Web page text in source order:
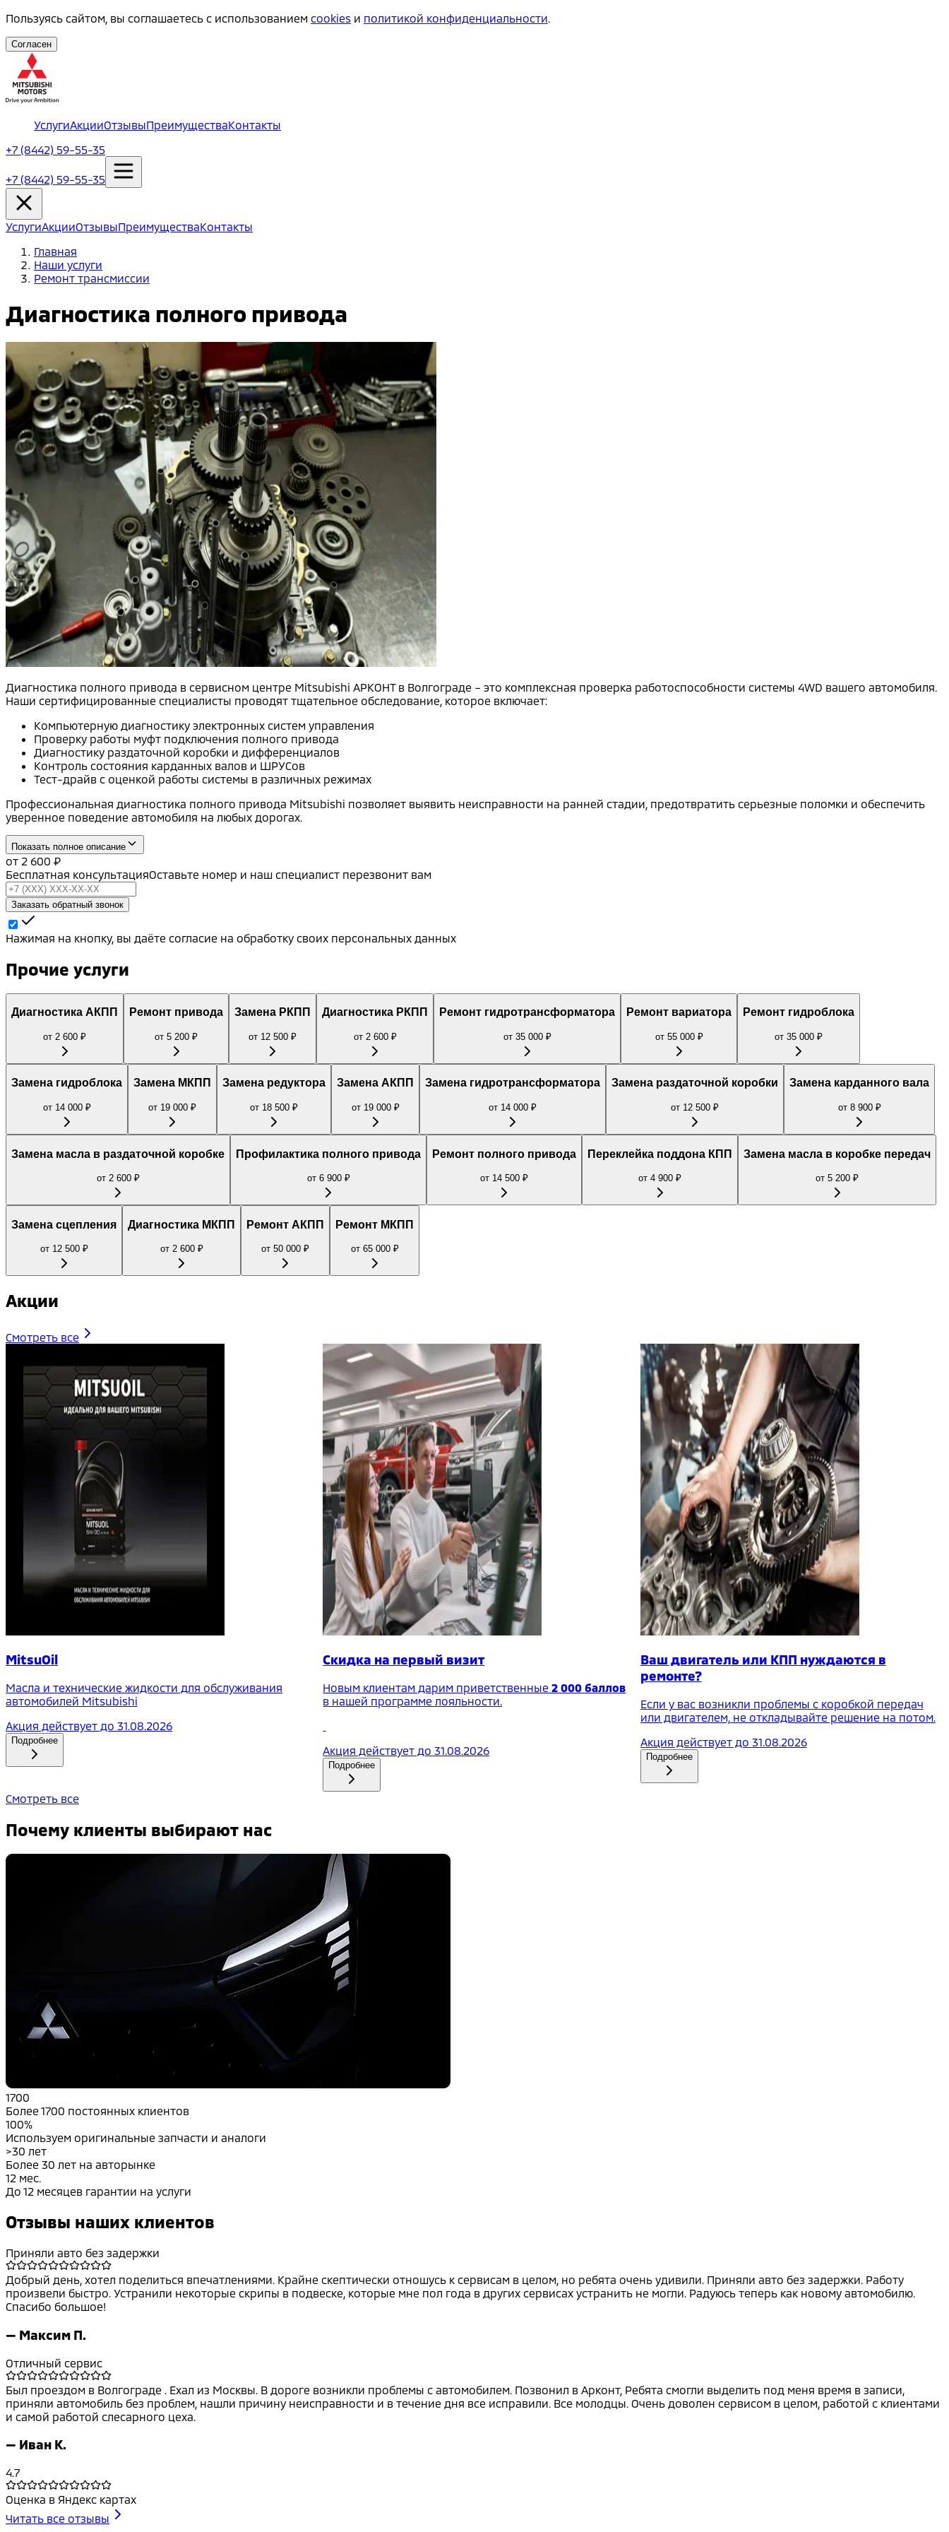
Пользуясь сайтом, вы соглашаетесь с использованием cookies и политикой конфиденциальности.
Согласен
УслугиАкцииОтзывыПреимуществаКонтакты
+7 (8442) 59-55-35
+7 (8442) 59-55-35
УслугиАкцииОтзывыПреимуществаКонтакты
Главная
Наши услуги
Ремонт трансмиссии
Диагностика полного привода
Диагностика полного привода в сервисном центре Mitsubishi АРКОНТ в Волгограде – это комплексная проверка работоспособности системы 4WD вашего автомобиля.
Наши сертифицированные специалисты проводят тщательное обследование, которое включает:
Компьютерную диагностику электронных систем управления
Проверку работы муфт подключения полного привода
Диагностику раздаточной коробки и дифференциалов
Контроль состояния карданных валов и ШРУСов
Тест-драйв с оценкой работы системы в различных режимах
Профессиональная диагностика полного привода Mitsubishi позволяет выявить неисправности на ранней стадии, предотвратить серьезные поломки и обеспечить
уверенное поведение автомобиля на любых дорогах.
Показать полное описание
от 2 600 ₽
Бесплатная консультацияОставьте номер и наш специалист перезвонит вам
Заказать обратный звонок
Нажимая на кнопку, вы даёте согласие на обработку своих персональных данных
Прочие услуги
Диагностика АКПП
от 2 600 ₽
Ремонт привода
от 5 200 ₽
Замена РКПП
от 12 500 ₽
Диагностика РКПП
от 2 600₽
Ремонт гидротрансформатора
от 35 000₽
Ремонт вариатора
от 55 000₽
Ремонт гидроблока
от 35 000 ₽
Замена гидроблока
от 14 000₽
Замена МКПП
от 19 000 ₽
Замена редуктора
от 18 500 ₽
Замена АКПП
от 19 000₽
Замена гидротрансформатора
от 14 000 ₽
Замена раздаточной коробки
от 12 500 ₽
Замена карданного вала
от 8 900₽
Замена масла в раздаточной коробке
от 2 600₽
Профилактика полного привода
от 6 900₽
Ремонт полного привода
от 14 500 ₽
Переклейка поддона КПП
от 4 900 ₽
Замена масла в коробке передач
от 5 200 ₽
Замена сцепления
от 12 500₽
Диагностика МКПП
от 2 600₽
Ремонт АКПП
от 50 000 ₽
Ремонт МКПП
от 65 000₽
Акции
Смотреть все
MitsuOil
Масла и технические жидкости для обслуживания
автомобилей Mitsubishi
Акция действует до 31.08.2026
Подробнее
Скидка на первый визит
Новым клиентам дарим приветственные2 000 баллов
в нашей программе лояльности.
Акция действует до31.08.2026
Подробнее
Ваш двигатель или КПП нуждаются в
ремонте?
Если у вас возникли проблемы с коробкой передач
или двигателем, не откладывайте решение на потом.
Акция действует до 31.08.2026
Подробнее
Смотреть все
Почему клиенты выбирают нас
1700
Более 1700 постоянных клиентов
100%
Используем оригинальные запчасти и аналоги
>30 лет
Более 30 лет на авторынке
12 мес.
До 12 месяцев гарантии на услуги
Отзывы наших клиентов
Приняли авто без задержки
Добрый день, хотел поделиться впечатлениями. Крайне скептически отношусь к сервисам в целом, но ребята очень удивили. Приняли авто без задержки. Работу
произвели быстро. Устранили некоторые скрипы в подвеске, которые мне пол года в других сервисах устранить не могли. Радуюсь теперь как новому автомобилю.
Спасибо большое!
— Максим П.
Отличный сервис
Был проездом в Волгограде . Ехал из Москвы. В дороге возникли проблемы с автомобилем. Позвонил в Арконт, Ребята смогли выделить под меня время в записи,
приняли автомобиль без проблем, нашли причину неисправности и в течение дня все исправили. Все молодцы. Очень доволен сервисом в целом, работой с клиентами
и самой работой слесарного цеха.
— Иван К.
4.7
Оценка в Яндекс картах
Читать все отзывы